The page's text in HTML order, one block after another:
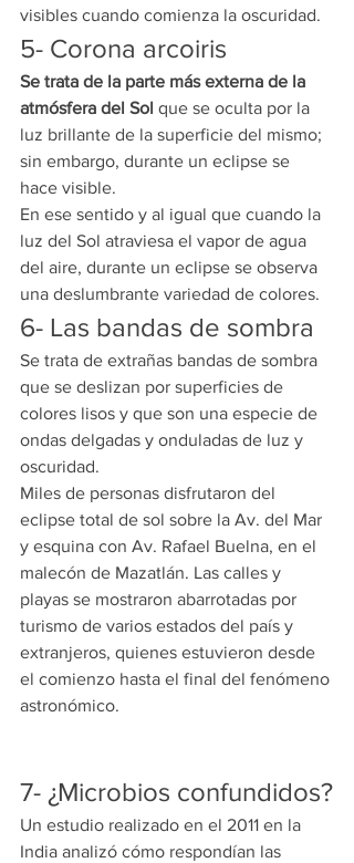
visibles cuando comienza la oscuridad.
5- Corona arcoiris
Se trata de la parte más externa de la
atmósfera del Sol que se oculta por la
luz brillante de la superficie del mismo;
sin embargo, durante un eclipse se
hace visible.
En ese sentido y al igual que cuando la
luz del Sol atraviesa el vapor de agua
del aire, durante un eclipse se observa
una deslumbrante variedad de colores.
6- Las bandas de sombra
Se trata de extrañas bandas de sombra
que se deslizan por superficies de
colores lisos y que son una especie de
ondas delgadas y onduladas de luz y
oscuridad.
Miles de personas disfrutaron del
eclipse total de sol sobre la Av. del Mar
y esquina con Av. Rafael Buelna, en el
malecón de Mazatlán. Las calles y
playas se mostraron abarrotadas por
turismo de varios estados del país y
extranjeros, quienes estuvieron desde
el comienzo hasta el final del fenómeno
astronómico.
7- ¿Microbios confundidos?
Un estudio realizado en el 2011 en la
India analizó cómo respondían las